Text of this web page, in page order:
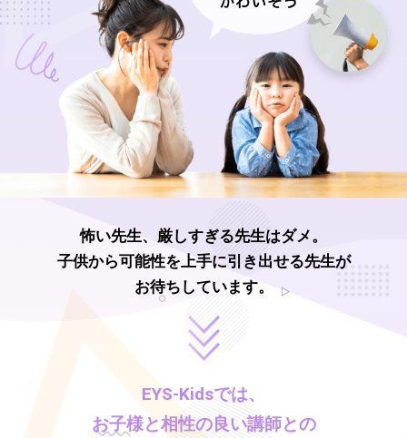
怖い先生、厳しすぎる先生はダメ。
子供から可能性を上手に引き出せる先生が
お待ちしています。
EYS-Kidsでは、
お子様と相性の良い講師との